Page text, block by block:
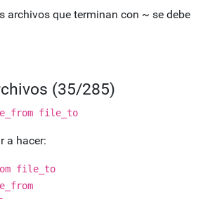
archivos que terminan con ~ se debe
(35/285)
file_to
a hacer:
file_to